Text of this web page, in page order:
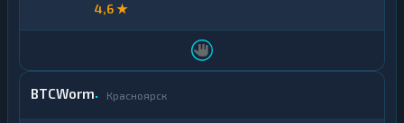
4,6 ★
BTCWorm Красноярск